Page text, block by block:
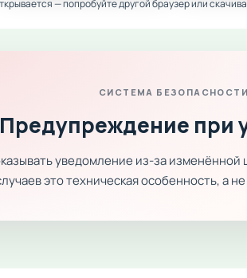
— попробуйте другой браузер или
СИСТЕМА БЕЗОПАСНОСТИ
Предупреждение при
уведомление из-за
это техническая особенность, а